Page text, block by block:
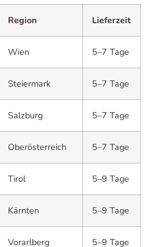
Region Lieferzeit
Wien 5–7 Tage
Steiermark 5–7 Tage
Salzburg 5–7 Tage
Oberösterreich 5–7 Tage
Tirol 5–9 Tage
Kärnten 5–9 Tage
Vorarlberg 5–9 Tage